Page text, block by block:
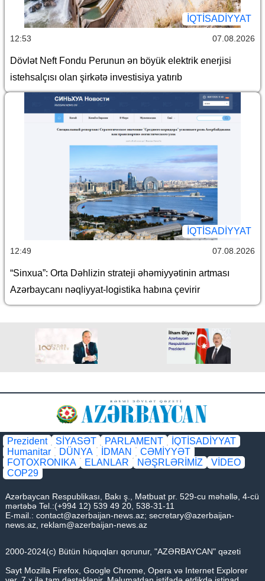
İQTİSADİYYAT
12:53 07.08.2026
Dövlət Neft Fondu Perunun ən böyük elektrik enerjisi
istehsalçısı olan şirkətə investisiya yatırıb
İQTİSADİYYAT
12:49 07.08.2026
“Sinxua”: Orta Dəhlizin strateji əhəmiyyətinin artması
Azərbaycanı nəqliyyat-logistika habına çevirir
Prezident SİYASƏT PARLAMENT
İQTİSADİYYAT
Humanitar
DÜNYA İDMAN
CƏMİYYƏT
FOTOXRONIKA
ELANLAR NƏŞRLƏRİMİZ
VİDEO
COP29
Azərbaycan Respublikası, Bakı ş., Mətbuat pr. 529-cu məhəllə, 4-cü
mərtəbə Tel.:(+994 12) 539 49 20, 538-31-11
E-mail.: contact@azerbaijan-news.az; secretary@azerbaijan-
news.az reklam@azerbaijan-news.az
2000-2024(c) Bütün hüquqları qorunur, "AZƏRBAYCAN" qəzeti
Sayt Mozilla Firefox, Google Chrome, Opera və Internet Explorer